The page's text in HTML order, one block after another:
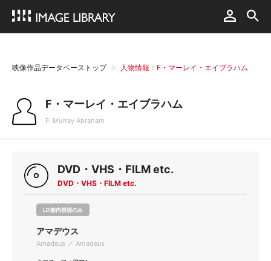
映像作品データベーストップ 人物情報：F・マーレイ・エイブラハム
F・マーレイ・エイブラハム
F. Murray Abraham
DVD・VHS・FILM etc.
DVD・VHS・FILM etc.
LD館内視聴のみ
アマデウス
Amadeus ／ Amadeus